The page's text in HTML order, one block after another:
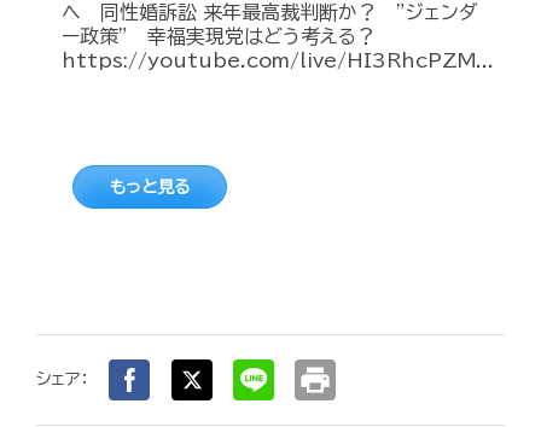
へ 同性婚訴訟 来年最高裁判断か？ ”ジェンダ
ー政策” 幸福実現党はどう考える？
https://youtube.com/live/HI3RhcPZM...
もっと見る
シェア： print